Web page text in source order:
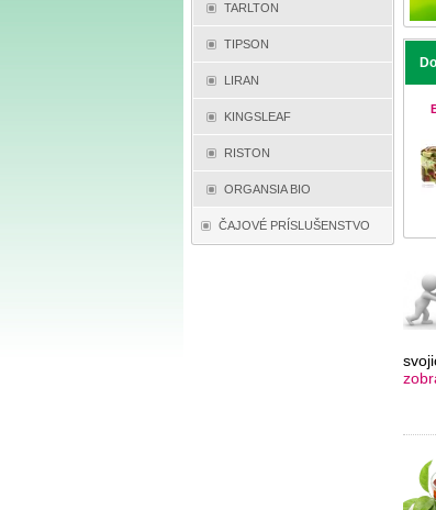
TARLTON
TIPSON
LIRAN
KINGSLEAF
RISTON
ORGANSIA BIO
ČAJOVÉ PRÍSLUŠENSTVO